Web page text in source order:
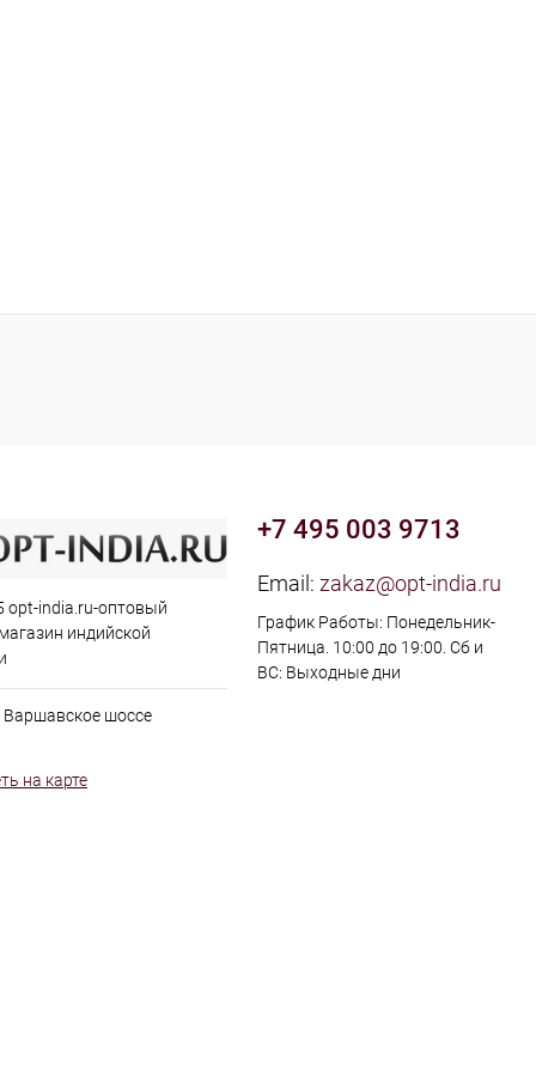
opt-india.ru-оптовый
индийской
Варшавское шоссе
на карте
+7 495 003 9713
Email: zakaz@opt-india.ru
График Работы: Понедельник-
Пятница. 10:00 до 19:00. Сб и
ВС: Выходные дни